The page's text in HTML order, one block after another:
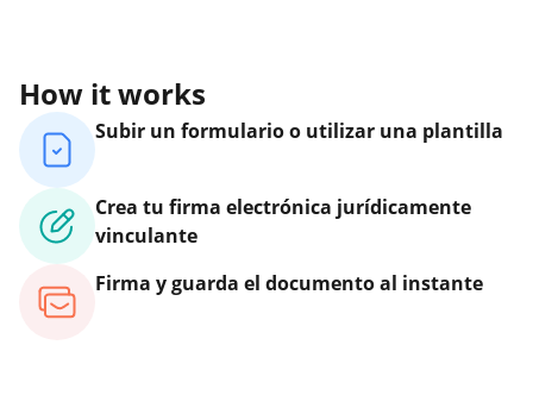
How it works
Subir un formulario o utilizar una plantilla
Crea tu firma electrónica jurídicamente
vinculante
Firma y guarda el documento al instante